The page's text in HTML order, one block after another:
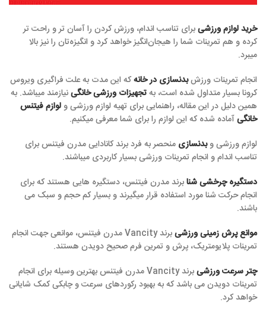
خرید لوازم ورزشیبرای تناسب اندام، ورزش کردن را آسان تر و راحت تر‌
کرده و هم تمرینات شما را هیجان‌انگیز خواهد کرد و انگیزه‌تان را نیز بالا
میبرد.
انجام تمرینات ورزشبدنسازی در خانهکه این مدت به علت فراگیری ویروس
کرونا بسیار متداول شده است، بهتجهیزات ورزشی خانگینیازمند میباشد. به
همین دلیل در این مقاله، راهنمایی برای تهیه لوازم ورزشی و ‌لوازم فیتنس
خانگیآماده شده که این لوازم را برای شما معرفی میکنیم.
لوازم ورزشی وبدنسازی منحصر به فرد برند کانادایی مدرن فیتنس برای
تناسب اندام و انجام تمرینات ورزشی بسیار کاربردی میباشند.
دستگیره چرخشی شنابرند مدرن فیتنس، دستگیره هایی هستند که برای
انجام حرکت شنا مورد استفاده قرار میگیرند و بسیار کم حجم و سبک می
باشند.
موانع پرش زمینی ورزشی
برند Vancity مدرن فیتنس، موانعی جهت انجام
تمرینات پلایومتریک، پرش و تمرین فرم صحیح دویدن هستند.
چتر سرعت ورزشی
برند Vancity مدرن فیتنس بهترین وسیله برای انجام
تمرینات دویدن می باشد که به بهبود رکوردهای سرعت و چابکی کمک شایانی
خواهد کرد.